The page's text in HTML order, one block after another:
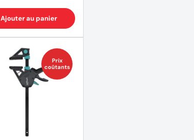
Ajouter au panier
Prix
coûtants